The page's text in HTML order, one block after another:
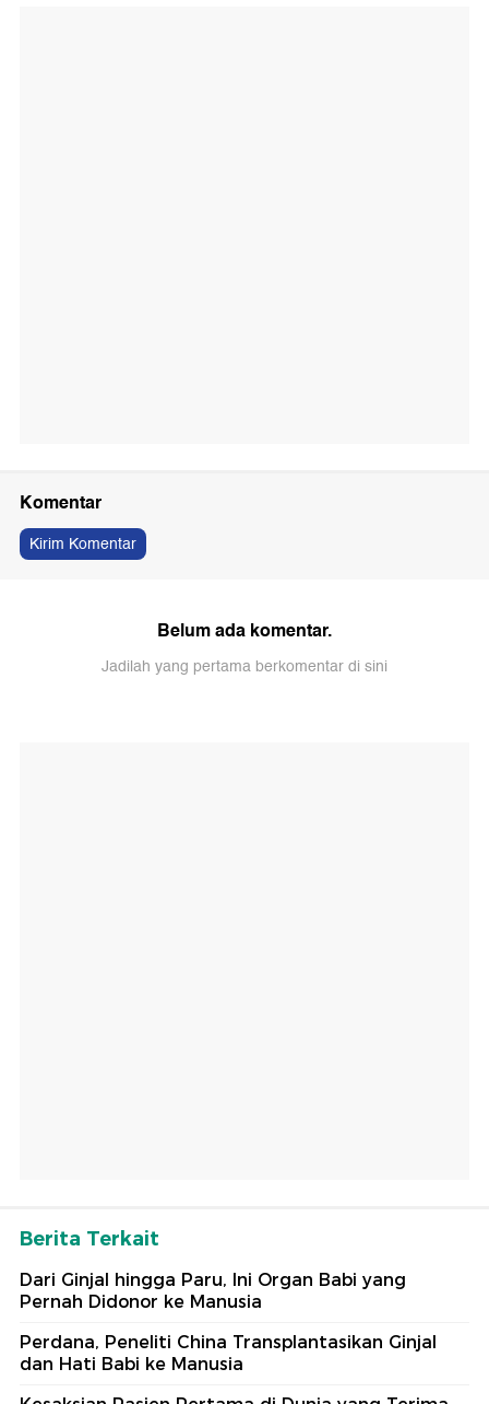
Komentar
Kirim Komentar
Belum ada komentar.
Jadilah yang pertama berkomentar di sini
Berita Terkait
Dari Ginjal hingga Paru, Ini Organ Babi yang
Pernah Didonor ke Manusia
Perdana, Peneliti China Transplantasikan Ginjal
dan Hati Babi ke Manusia